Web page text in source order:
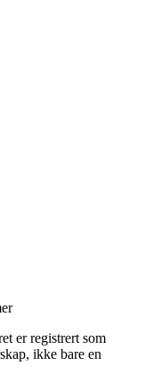
er registrert som
ikke bare en